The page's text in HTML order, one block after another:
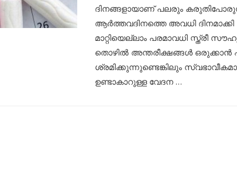
ദിനങ്ങളായാണ്‌ പലരും
ആര്‍ത്തവദിനത്തെ അവധി ദിനമാക്കി
മാറ്റിയെല്ലാം പരമാവധി സ്ത്രീ
തൊഴില്‍ അന്തരീക്ഷങ്ങള്‍ ഒരുക്കാന്‍
ശ്രമിക്കുന്നുണ്ടെങ്കിലും
ഉണ്ടാകാറുള്ള വേദന …